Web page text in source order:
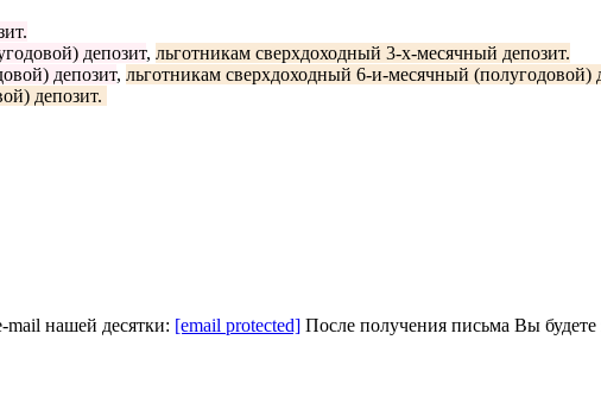
депозит, льготникам сверхдоходный 3-х-месячный депозит.
депозит, льготникам сверхдоходный 6-и-месячный (полугодовой)
депозит.
нашей десятки: [email protected] После получения письма Вы